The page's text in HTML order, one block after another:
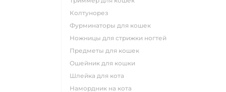
колтунорез
фурминаторы для кошек
ножницы для стрижки ногтей
предметы для кошек
ошейник для кошки
шлейка для кота
намордник на кота